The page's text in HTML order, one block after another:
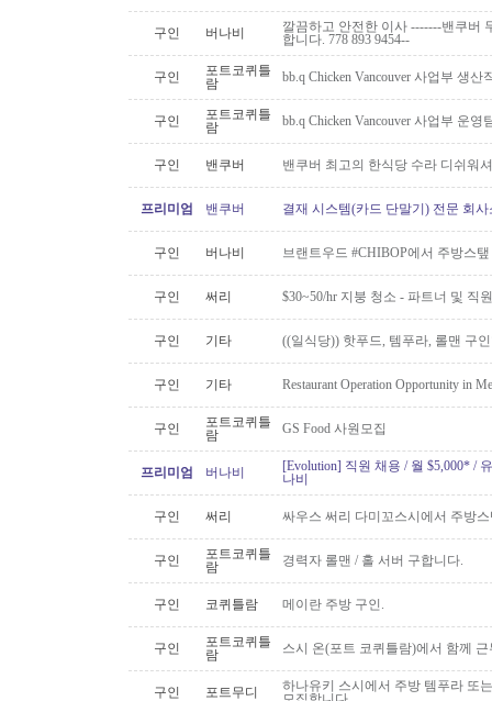
구인 버나비
깔끔하고 안전한 이사 -------밴쿠버
합니다. 778 893 9454--
구인
포트코퀴틀
람
bb.q Chicken Vancouver 사업부 생
구인
포트코퀴틀
람
bb.q Chicken Vancouver 사업부 운
구인 밴쿠버 밴쿠버 최고의 한식당 수라 디쉬워
프리미엄 밴쿠버 결재 시스템(카드 단말기) 전문 회
구인 버나비 브랜트우드 #CHIBOP에서 주방스
구인 써리 $30~50/hr 지붕 청소 - 파트너 및 직
구인 기타 ((일식당)) 핫푸드, 템푸라, 롤맨 구
구인 기타 Restaurant Operation Opportunity in
구인
포트코퀴틀
람
GS Food 사원모집
프리미엄 버나비
[Evolution] 직원 채용 / 월 $5,000* /
나비
구인 써리 싸우스 써리 다미꼬스시에서 주방
구인
포트코퀴틀
람
경력자 롤맨 / 홀 서버 구합니다.
구인 코퀴틀람 메이란 주방 구인.
구인
포트코퀴틀
람
스시 온(포트 코퀴틀람)에서 함께
구인 포트무디
하나유키 스시에서 주방 템푸라 또